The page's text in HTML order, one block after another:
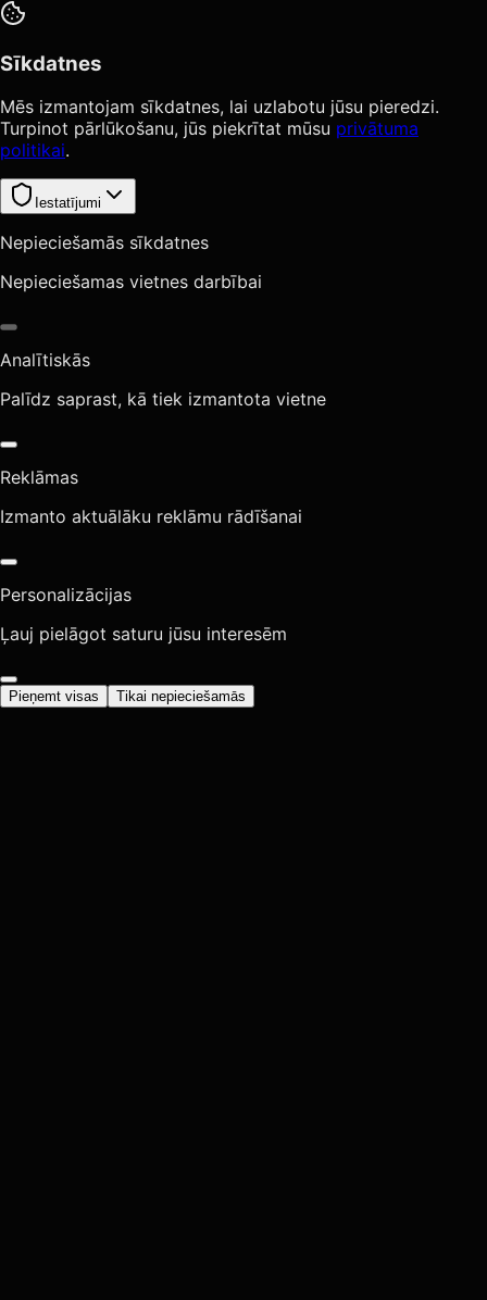
Sīkdatnes
Mēs izmantojam sīkdatnes, lai uzlabotu jūsu pieredzi.
Turpinot pārlūkošanu, jūs piekrītat mūsu privātuma
politikai.
Iestatījumi
Nepieciešamās sīkdatnes
Nepieciešamas vietnes darbībai
Analītiskās
Palīdz saprast, kā tiek izmantota vietne
Reklāmas
Izmanto aktuālāku reklāmu rādīšanai
Personalizācijas
Ļauj pielāgot saturu jūsu interesēm
Pieņemt visas Tikai nepieciešamās